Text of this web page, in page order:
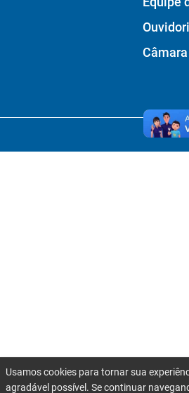
Usamos cookies para tornar sua
agradável possível. Se continuar